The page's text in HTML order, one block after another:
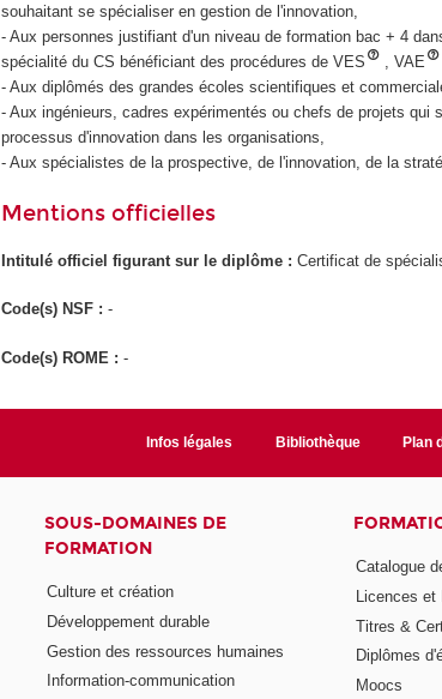
souhaitant se spécialiser en gestion de l'innovation,
- Aux personnes justifiant d'un niveau de formation bac + 4
spécialité du CS bénéficiant des procédures de VES
, VAE
- Aux diplômés des grandes écoles scientifiques et
- Aux ingénieurs, cadres expérimentés ou chefs de projets qui
processus d'innovation dans les organisations,
- Aux spécialistes de la prospective, de l'innovation, de la
Mentions officielles
Intitulé officiel figurant sur le diplôme :Certificat de
Code(s) NSF :-
Code(s) ROME :-
Infos légales Bibliothèque Plan
SOUS-DOMAINES DE
FORMATION
Culture et création
Développement durable
Gestion des ressources humaines
Information-communication
Catalogue
Licences et
Titres &
Diplômes
Moocs